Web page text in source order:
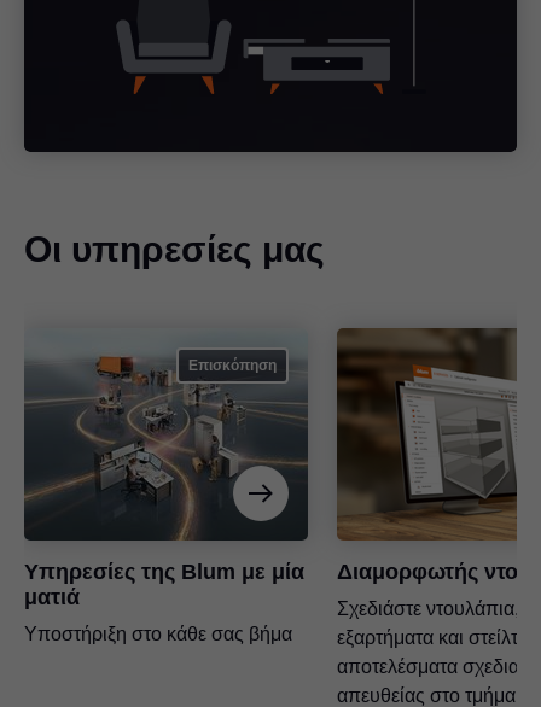
Οι υπηρεσίες μας
Επισκόπηση
Υπηρεσίες της Blum με μία
ματιά
Υποστήριξη στο κάθε σας βήμα
Διαμορφωτής
Σχεδιάστε ντουλάπια,
εξαρτήματα και στείλτε
αποτελέσματα
απευθείας στο τμήμα